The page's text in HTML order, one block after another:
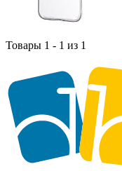
Товары 1 - 1 из 1